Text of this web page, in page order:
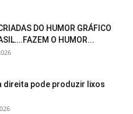
DO HUMOR GRÁFICO
O HUMOR...
direita pode produzir lixos